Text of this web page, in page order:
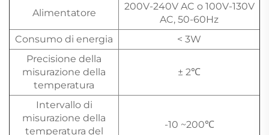
Alimentatore
200V-240V AC o 100V-130V
AC, 50-60Hz
Consumo di energia
< 3W
Precisione della
misurazione della
temperatura
± 2℃
Intervallo di
misurazione della
temperatura del
-10 ~200℃